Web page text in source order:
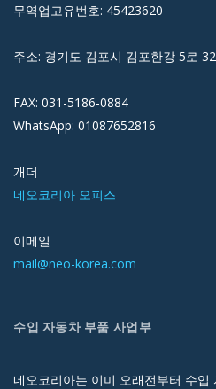
무역업고유번호: 45423620
주소: 경기도 김포시 김포한강 5로
FAX: 031-5186-0884
WhatsApp: 01087652816
개더
네오코리아 오피스
이메일
mail@neo-korea.com
수입 자동차 부품 사업부
네오코리아는 이미 오래전부터 수